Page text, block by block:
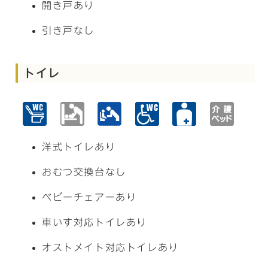
開き戸あり
引き戸なし
トイレ
洋式トイレあり
おむつ交換台なし
ベビーチェアーあり
車いす対応トイレあり
オストメイト対応トイレあり